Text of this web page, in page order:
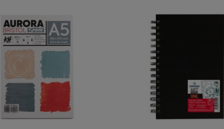
Colours Set 5x60ml
104,00 zł
DO KOSZYKA
& Newton Galeria Acrylic
Colours Set 5x60ml
107,00 zł
DO KOSZYKA